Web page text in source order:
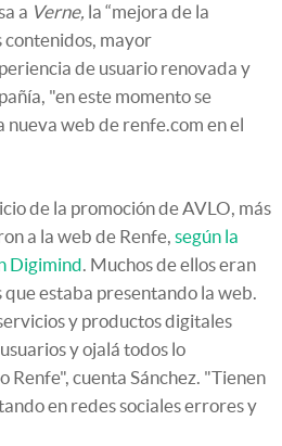
a Verne, la “mejora de la
contenidos, mayor
de usuario renovada y
"en este momento se
web de renfe.com en el
de la promoción de AVLO, más
a la web de Renfe, según la
Digimind. Muchos de ellos eran
estaba presentando la web.
y productos digitales
y ojalá todos lo
Renfe", cuenta Sánchez. "Tienen
en redes sociales errores y